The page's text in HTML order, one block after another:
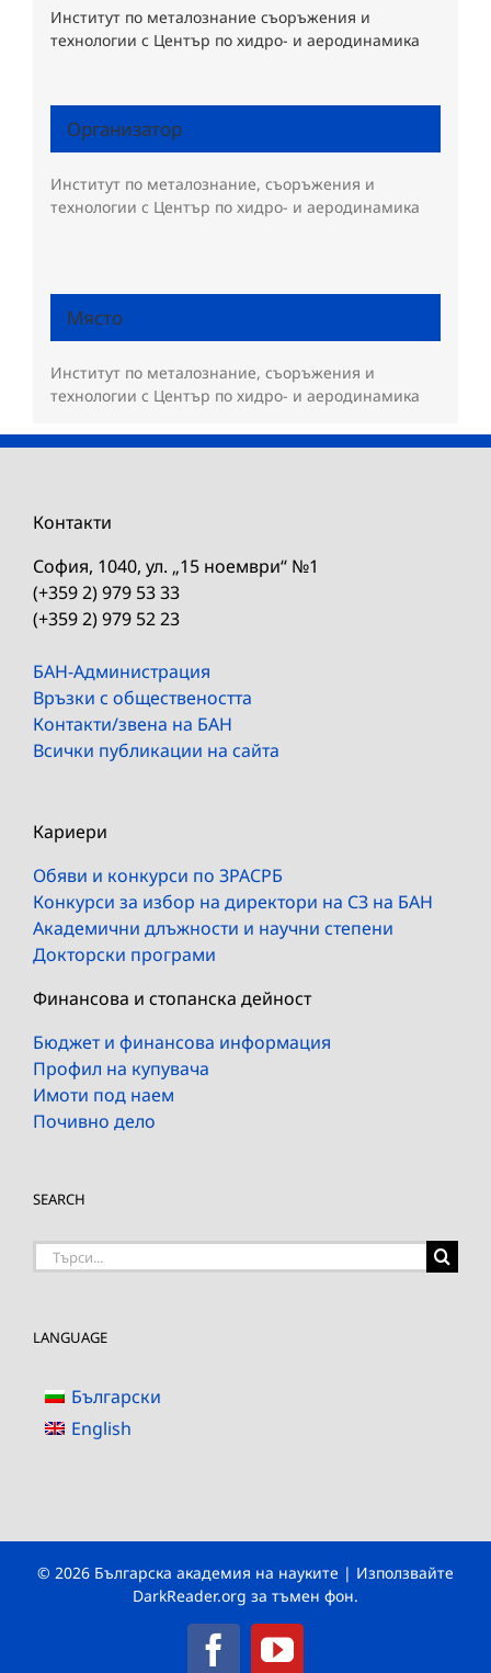
Институт по металознание съоръжения и
технологии с Център по хидро- и аеродинамика
Организатор
Институт по металознание, съоръжения и
технологии с Център по хидро- и аеродинамика
Място
Институт по металознание, съоръжения и
технологии с Център по хидро- и аеродинамика
Контакти
София, 1040, ул. „15 ноември“ №1
(+359 2) 979 53 33
(+359 2) 979 52 23
БАН-Администрация
Връзки с обществеността
Контакти/звена на БАН
Всички публикации на сайта
Кариери
Обяви и конкурси по ЗРАСРБ
Конкурси за избор на директори на СЗ на БАН
Академични длъжности и научни степени
Докторски програми
Финансова и стопанска дейност
Бюджет и финансова информация
Профил на купувача
Имоти под наем
Почивно дело
SEARCH
Търсене
LANGUAGE
Български
English
© 2026 Българска академия на науките | Използвайте
DarkReader.org за тъмен фон.
FacebookYouTube